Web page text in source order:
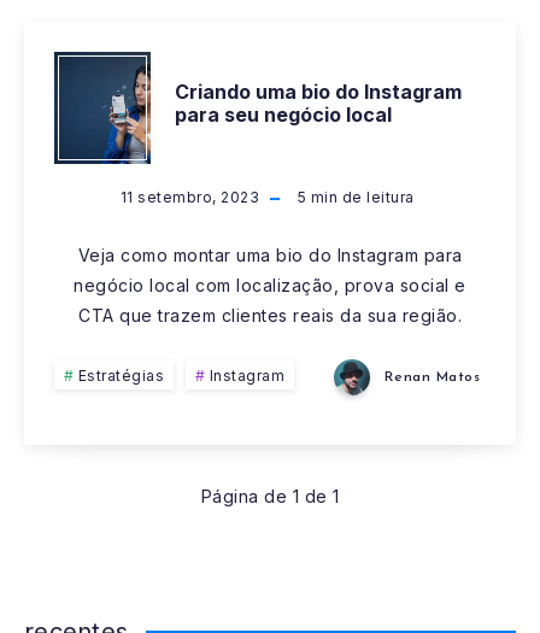
CRIANDO
UMA
BIO
DO
INSTAGRAM
PARA
NEGÓCIO
Criando uma bio do Instagram
para seu negócio local
11 setembro, 2023 5 min de leitura
Veja como montar uma bio do Instagram para
negócio local com localização, prova social e
CTA que trazem clientes reais da sua região.
Estratégias Instagram Renan Matos
Página de 1 de 1